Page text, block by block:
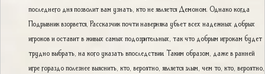
последнего дня позволит вам узнать, кто не является Демоном. Однако когда
Подрывник взорвется, Рассказчик почти наверняка убьет всех надежных добрых
игроков и оставит в живых самых подозрительных, так что добрым игрокам будет
трудно выбрать, на кого указать впоследствии. Таким образом, даже в ранней
игре гораздо полезнее выяснить, кто, вероятно, является злым, чем то, кто, вероятно,